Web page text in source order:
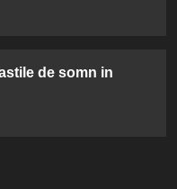
de somn in